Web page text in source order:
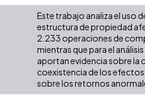
Este trabajo analiza el uso
estructura de propiedad
2.233 operaciones de
mientras que para el
aportan evidencia sobre la
coexistencia de los
sobre los retornos